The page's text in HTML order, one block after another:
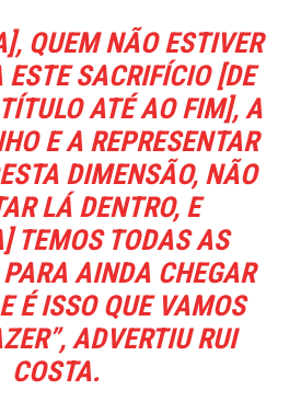
QUEM NÃO ESTIVER
SACRIFÍCIO [DE
ATÉ AO FIM], A
E A REPRESENTAR
DIMENSÃO, NÃO
LÁ DENTRO, E
TEMOS TODAS AS
AINDA CHEGAR
É ISSO QUE VAMOS
ADVERTIU RUI
COSTA.